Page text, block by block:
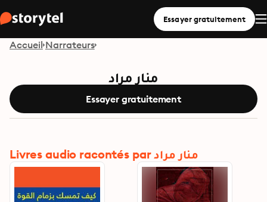
Essayer gratuitement
Accueil Narrateurs
منار مراد
Essayer gratuitement
Livres audio racontés par منار مراد